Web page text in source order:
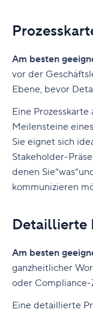
Am besten
vor der
Ebene, bevor
Eine
Meilensteine
Sie eignet sich
Stakeholder-
denen
kommunizieren
Detaillierte
Am besten
ganzheitlicher
oder Compliance-
Eine detaillierte